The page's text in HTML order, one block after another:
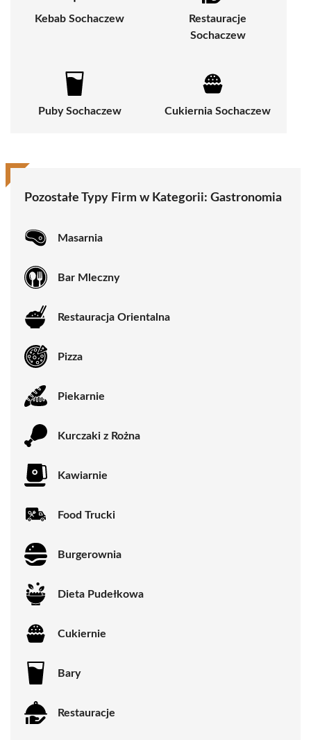
Kebab Sochaczew
Restauracje
Sochaczew
Puby Sochaczew Cukiernia Sochaczew
Pozostałe Typy Firm w Kategorii: Gastronomia
Masarnia
Bar Mleczny
Restauracja Orientalna
Pizza
Piekarnie
Kurczaki z Rożna
Kawiarnie
Food Trucki
Burgerownia
Dieta Pudełkowa
Cukiernie
Bary
Restauracje